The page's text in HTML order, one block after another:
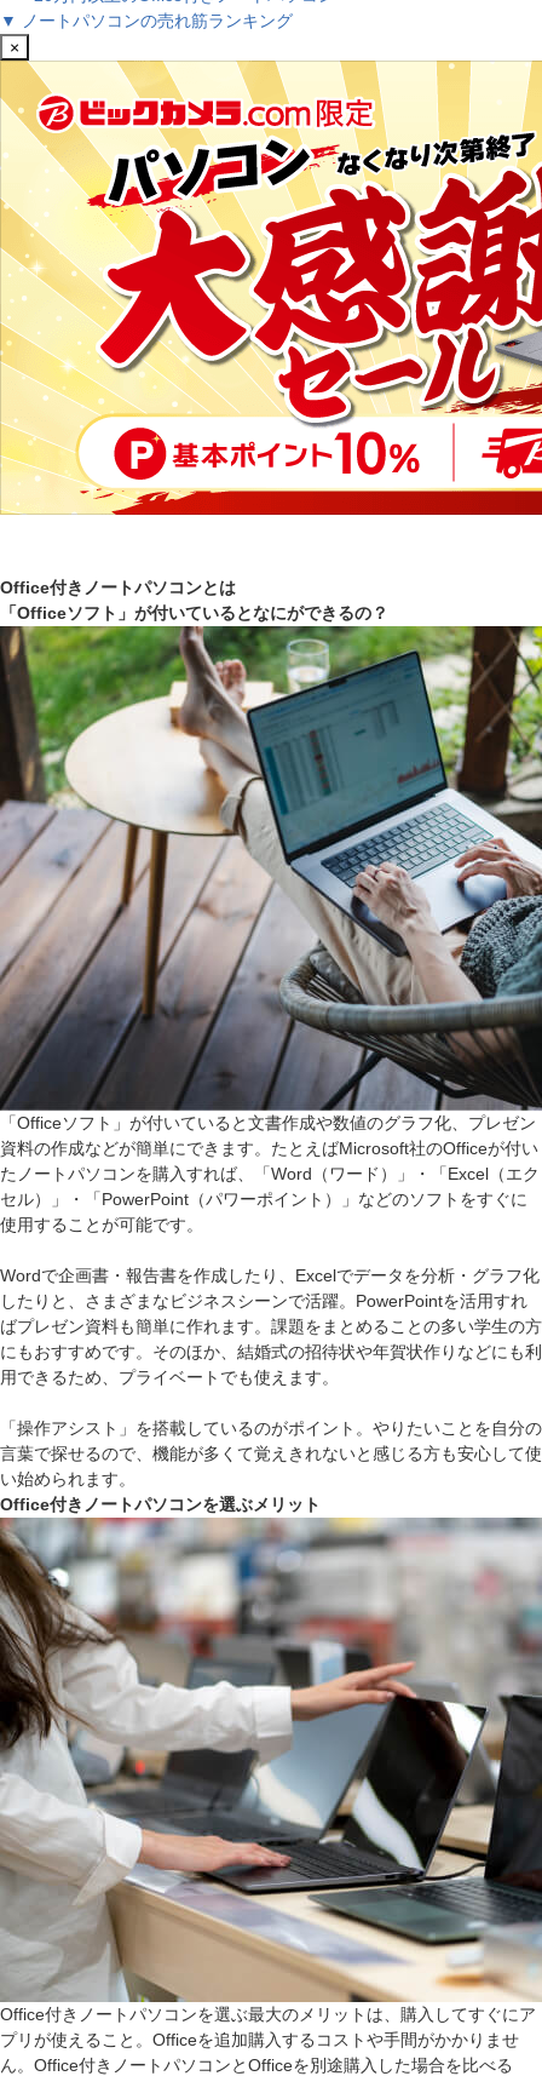
▼ ノートパソコンの売れ筋ランキング
×
Office付きノートパソコンとは
「Officeソフト」が付いているとなにができるの？
「Officeソフト」が付いていると文書作成や数値のグラフ化、プレゼン
資料の作成などが簡単にできます。たとえばMicrosoft社のOfficeが付い
たノートパソコンを購入すれば、「Word（ワード）」・「Excel（エク
セル）」・「PowerPoint（パワーポイント）」などのソフトをすぐに
使用することが可能です。
Wordで企画書・報告書を作成したり、Excelでデータを分析・グラフ化
したりと、さまざまなビジネスシーンで活躍。PowerPointを活用すれ
ばプレゼン資料も簡単に作れます。課題をまとめることの多い学生の方
にもおすすめです。そのほか、結婚式の招待状や年賀状作りなどにも利
用できるため、プライベートでも使えます。
「操作アシスト」を搭載しているのがポイント。やりたいことを自分の
言葉で探せるので、機能が多くて覚えきれないと感じる方も安心して使
い始められます。
Office付きノートパソコンを選ぶメリット
Office付きノートパソコンを選ぶ最大のメリットは、購入してすぐにア
プリが使えること。Officeを追加購入するコストや手間がかかりませ
ん。Office付きノートパソコンとOfficeを別途購入した場合を比べる